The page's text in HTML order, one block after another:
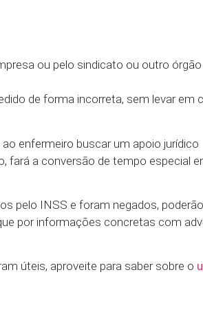
ou pelo sindicato ou outro órgão
de forma incorreta, sem levar em
enfermeiro buscar um apoio jurídico
fará a conversão de tempo especial
pelo INSS e foram negados,
por informações concretas com
úteis, aproveite para saber sobre o